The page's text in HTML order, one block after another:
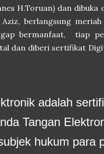
H.Toruan) dan dibuka
berlangsung meriah
bermanfaat, tiap
dan diberi sertifikat
adalah
Tangan
hukum para